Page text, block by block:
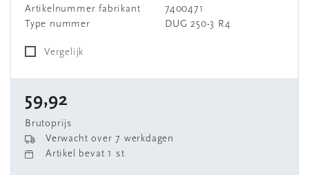
Artikelnummer fabrikant
7400471
Type nummer
DUG 250-3 R4
Vergelijk
59,92
Brutoprijs
Verwacht over 7 werkdagen
Artikel bevat 1 st